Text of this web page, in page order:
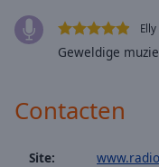
Background
Color
Opacity
Font
Elly
Geweldige
Contacten
Site: